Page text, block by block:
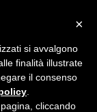
scorso
×
si avvalgono
finalità illustrate
il consenso
cliccando